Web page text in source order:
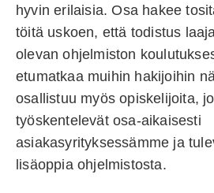
hyvin erilaisia. Osa hakee
töitä uskoen, että todistus
olevan ohjelmiston
etumatkaa muihin hakijoihin
osallistuu myös opiskelijoita,
työskentelevät osa-aikaisesti
asiakasyrityksessämme ja
lisäoppia ohjelmistosta.